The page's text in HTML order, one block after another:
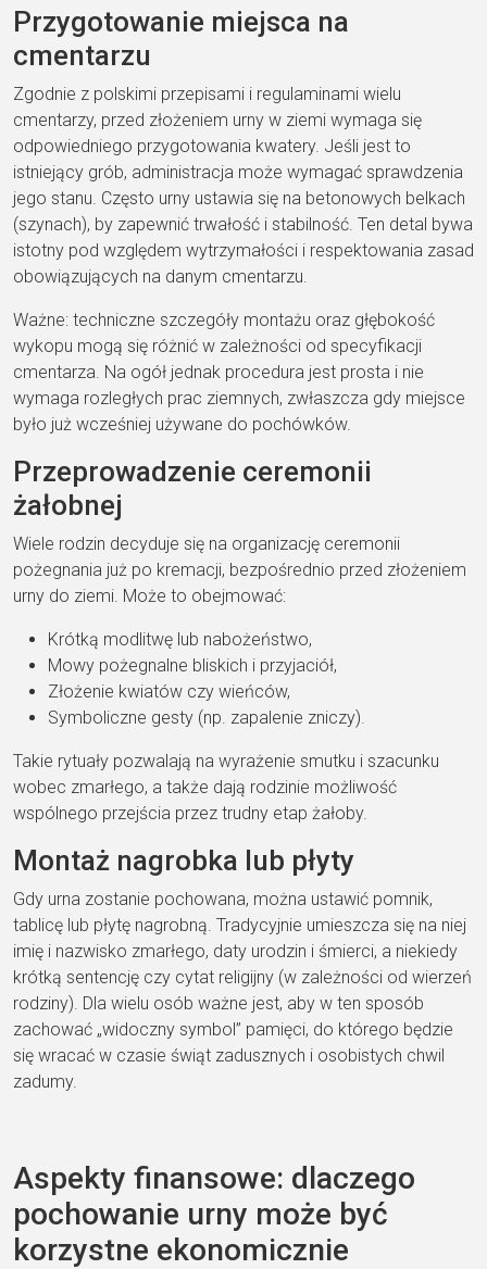
Przygotowanie miejsca na
cmentarzu
Zgodnie z polskimi przepisami i regulaminami wielu
cmentarzy, przed złożeniem urny w ziemi wymaga się
odpowiedniego przygotowania kwatery. Jeśli jest to
istniejący grób, administracja może wymagać sprawdzenia
jego stanu. Często urny ustawia się na betonowych belkach
(szynach), by zapewnić trwałość i stabilność. Ten detal bywa
istotny pod względem wytrzymałości i respektowania zasad
obowiązujących na danym cmentarzu.
Ważne: techniczne szczegóły montażu oraz głębokość
wykopu mogą się różnić w zależności od specyfikacji
cmentarza. Na ogół jednak procedura jest prosta i nie
wymaga rozległych prac ziemnych, zwłaszcza gdy miejsce
było już wcześniej używane do pochówków.
Przeprowadzenie ceremonii
żałobnej
Wiele rodzin decyduje się na organizację ceremonii
pożegnania już po kremacji, bezpośrednio przed złożeniem
urny do ziemi. Może to obejmować:
Krótką modlitwę lub nabożeństwo,
Mowy pożegnalne bliskich i przyjaciół,
Złożenie kwiatów czy wieńców,
Symboliczne gesty (np. zapalenie zniczy).
Takie rytuały pozwalają na wyrażenie smutku i szacunku
wobec zmarłego, a także dają rodzinie możliwość
wspólnego przejścia przez trudny etap żałoby.
Montaż nagrobka lub płyty
Gdy urna zostanie pochowana, można ustawić pomnik,
tablicę lub płytę nagrobną. Tradycyjnie umieszcza się na niej
imię i nazwisko zmarłego, daty urodzin i śmierci, a niekiedy
krótką sentencję czy cytat religijny (w zależności od wierzeń
rodziny). Dla wielu osób ważne jest, aby w ten sposób
zachować „widoczny symbol” pamięci, do którego będzie
się wracać w czasie świąt zadusznych i osobistych chwil
zadumy.
Aspekty finansowe: dlaczego
pochowanie urny może być
korzystne ekonomicznie